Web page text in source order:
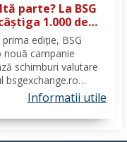
parte? La BSG
1.000 de
ediție, BSG
nouă campanie
schimburi valutare
bsgexchange.ro
în perioada 20
Informatii utile